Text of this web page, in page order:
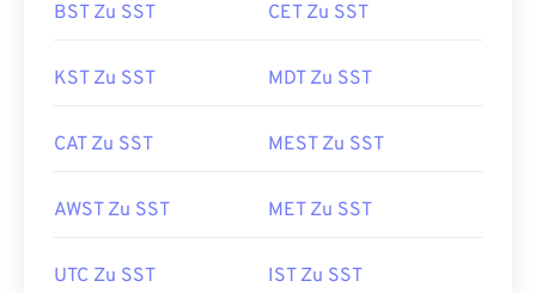
BST Zu SST CET Zu SST
KST Zu SST MDT Zu SST
CAT Zu SST MEST Zu SST
AWST Zu SST MET Zu SST
UTC Zu SST IST Zu SST